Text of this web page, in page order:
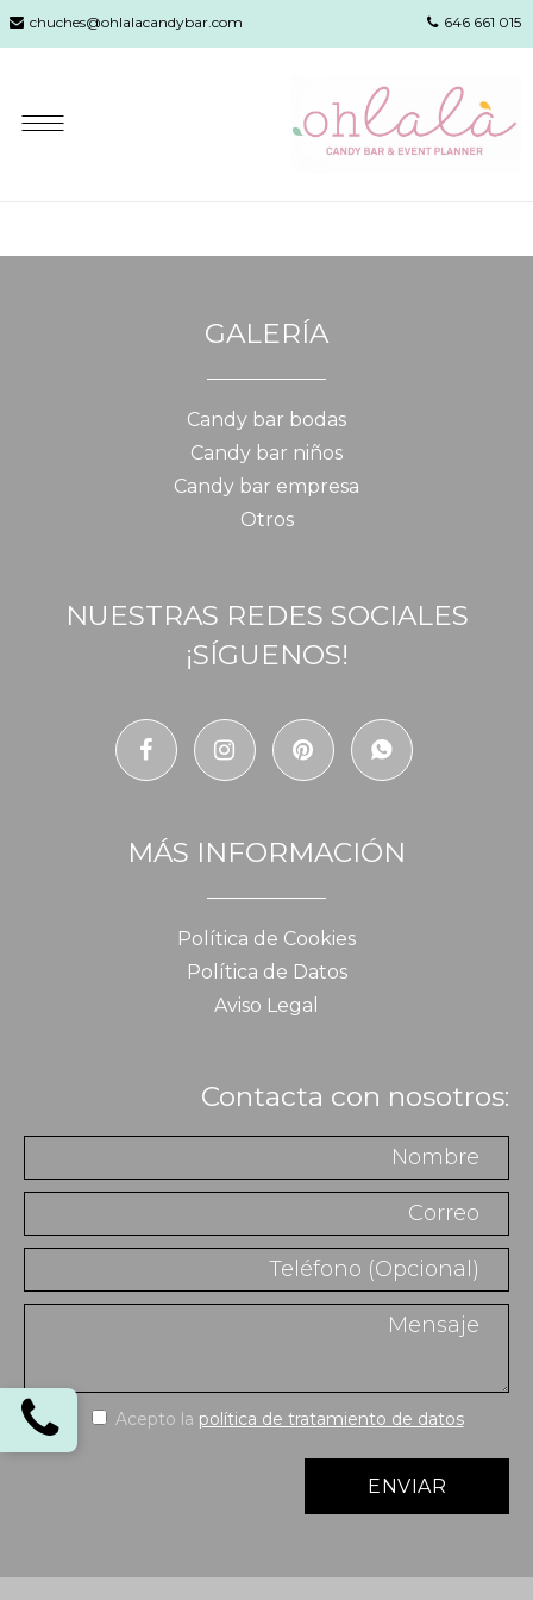
chuches@ohlalacandybar.com 646 661 015
GALERÍA
Candy bar bodas
Candy bar niños
Candy bar empresa
Otros
NUESTRAS REDES SOCIALES
¡SÍGUENOS!
MÁS INFORMACIÓN
Política de Cookies
Política de Datos
Aviso Legal
Contacta con nosotros:
Acepto la política de tratamiento de datos